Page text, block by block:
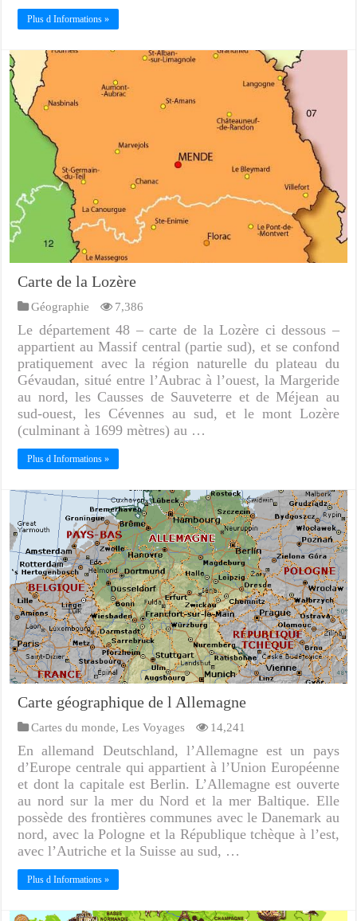
Plus d Informations »
Carte de la Lozère
Géographie 7,386
Le département 48 – carte de la Lozère ci dessous –
appartient au Massif central (partie sud), et se confond
pratiquement avec la région naturelle du plateau du
Gévaudan, situé entre l’Aubrac à l’ouest, la Margeride
au nord, les Causses de Sauveterre et de Méjean au
sud-ouest, les Cévennes au sud, et le mont Lozère
(culminant à 1699 mètres) au …
Plus d Informations »
Carte géographique de l Allemagne
Cartes du monde,Les Voyages 14,241
En allemand Deutschland, l’Allemagne est un pays
d’Europe centrale qui appartient à l’Union Européenne
et dont la capitale est Berlin. L’Allemagne est ouverte
au nord sur la mer du Nord et la mer Baltique. Elle
possède des frontières communes avec le Danemark au
nord, avec la Pologne et la République tchèque à l’est,
avec l’Autriche et la Suisse au sud, …
Plus d Informations »